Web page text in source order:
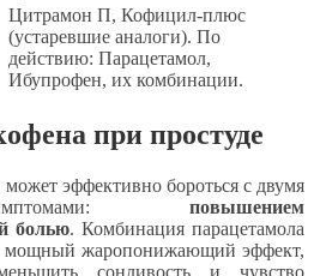
Цитрамон П, Кофицил-плюс
(устаревшие аналоги). По
действию: Парацетамол,
Ибупрофен, их комбинации.
при простуде
эффективно бороться с двумя
повышением
болью. Комбинация парацетамола
мощный жаропонижающий эффект,
сонливость и чувство